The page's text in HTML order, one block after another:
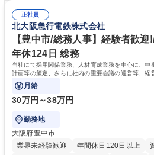
幅広く経験を積みたい意欲がある方に最適な環境です
務・人事】未経験歓迎/日立グループ/組織
指す
のご経験 ■労務管理（給与計算・社会保険
■衛生管理者の資格をお持ちの方 学歴・資格 学歴：大学院 大学 高専 短大
専修学校 高校 語学力： 資格：
正社員
北大阪急行電鉄株式会社
【豊中市/総務人事】経験者歓
年休124日 総務
当社にて採用関係業務、人材育成業務を中心に、
計画等の策定、さらに社内の重要会議の運営等、経
般を担当していただきます。
月給
30万円～38万円
勤務地
大阪府豊中市
業界未経験歓迎
年間休日120日以上